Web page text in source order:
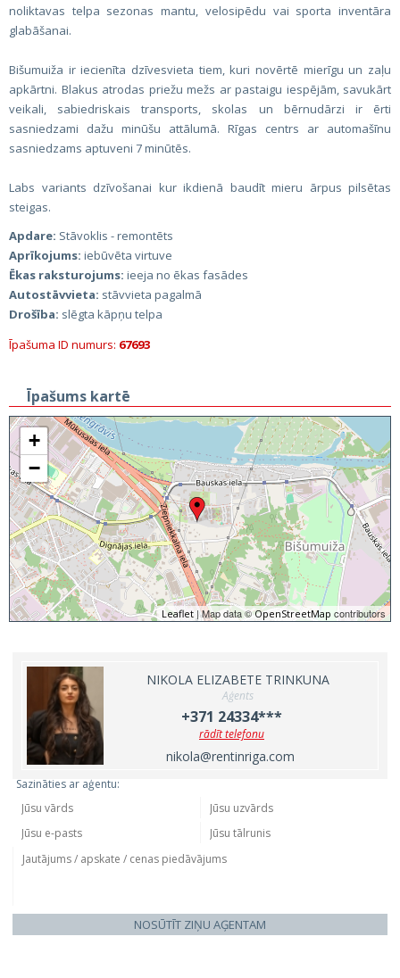
noliktavas telpa sezonas mantu, velosipēdu vai sporta inventāra
glabāšanai.
Bišumuiža ir iecienīta dzīvesvieta tiem, kuri novērtē mierīgu un zaļu
apkārtni. Blakus atrodas priežu mežs ar pastaigu iespējām, savukārt
veikali, sabiedriskais transports, skolas un bērnudārzi ir ērti
sasniedzami dažu minūšu attālumā. Rīgas centrs ar automašīnu
sasniedzams aptuveni 7 minūtēs.
Labs variants dzīvošanai kur ikdienā baudīt mieru ārpus pilsētas
steigas.
Apdare: Stāvoklis - remontēts
Aprīkojums: iebūvēta virtuve
Ēkas raksturojums: ieeja no ēkas fasādes
Autostāvvieta: stāvvieta pagalmā
Drošība: slēgta kāpņu telpa
Īpašuma ID numurs: 67693
Īpašums kartē
+
−
Leaflet | Map data ©OpenStreetMap contributors
NIKOLA ELIZABETE TRINKUNA
Aģents
+371 24334***
rādīt telefonu
nikola@rentinriga.com
Sazināties ar aģentu:
NOSŪTĪT ZIŅU AĢENTAM